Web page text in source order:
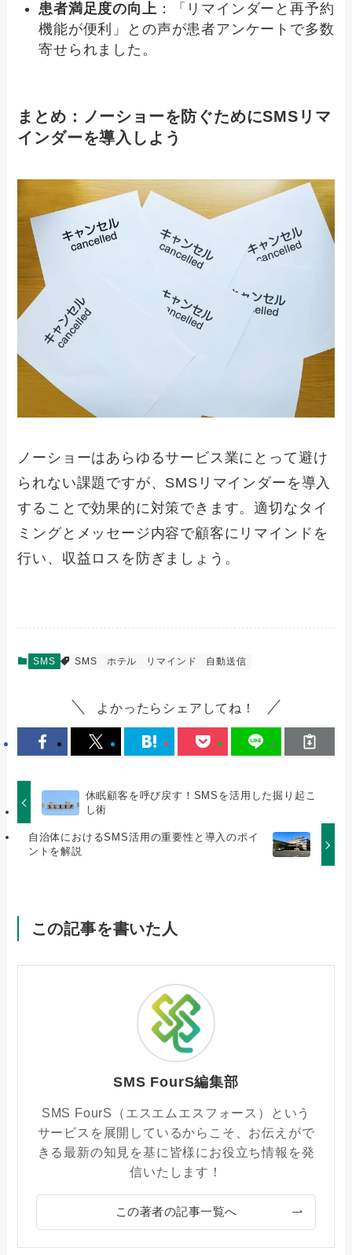
患者満足度の向上 ：「リマインダーと再予約
機能が便利」との声が患者アンケートで多数
寄せられました。
まとめ：ノーショーを防ぐためにSMSリマ
インダーを導入しよう
ノーショーはあらゆるサービス業にとって避け
られない課題ですが、SMSリマインダーを導入
することで効果的に対策できます。適切なタイ
ミングとメッセージ内容で顧客にリマインドを
行い、収益ロスを防ぎましょう。
SMS SMS ホテル リマインド 自動送信
よかったらシェアしてね！
休眠顧客を呼び戻す！SMSを活用した掘り起こ
し術
自治体におけるSMS活用の重要性と導入のポイ
ントを解説
この記事を書いた人
SMS FourS編集部
SMS FourS（エスエムエスフォース）という
サービスを展開しているからこそ、お伝えがで
きる最新の知見を基に皆様にお役立ち情報を発
信いたします！
この著者の記事一覧へ